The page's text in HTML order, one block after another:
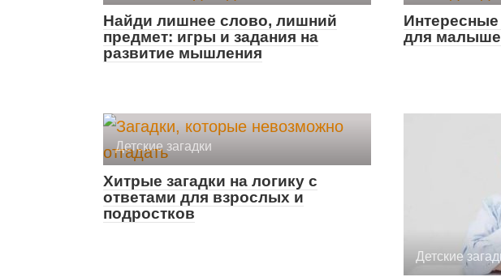
Найди лишнее слово, лишний
предмет: игры и задания на
развитие мышления
Интересные
для
Детские загадки
Хитрые загадки на логику с
ответами для взрослых и
подростков
Детские